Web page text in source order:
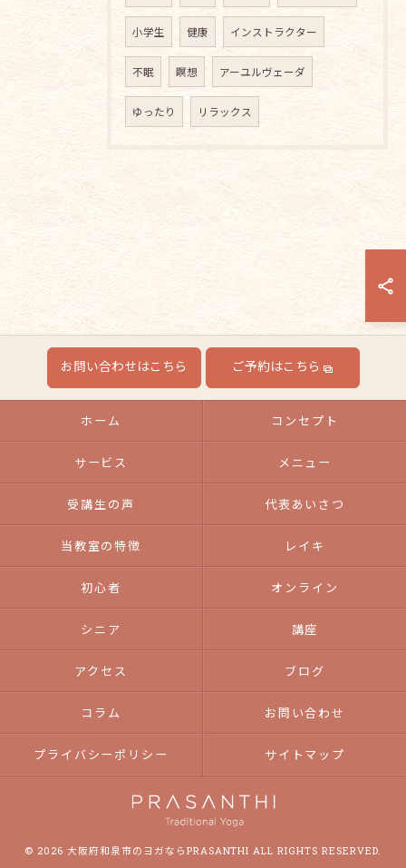
小学生 健康 インストラクター
不眠 瞑想 アーユルヴェーダ
ゆったり リラックス
お問い合わせはこちら ご予約はこちら
ホーム コンセプト
サービス メニュー
受講生の声 代表あいさつ
当教室の特徴 レイキ
初心者 オンライン
シニア 講座
アクセス ブログ
コラム お問い合わせ
プライバシーポリシー サイトマップ
© 2026 大阪府和泉市のヨガならPRASANTHI ALL RIGHTS RESERVED.